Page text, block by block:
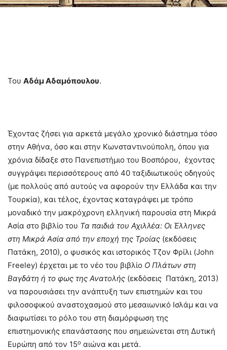
Του Αδάμ Αδαμόπουλου.
Έχοντας ζήσει για αρκετά μεγάλο χρονικό διάστημα τόσο
στην Αθήνα, όσο και στην Κωνσταντινούπολη, όπου για
χρόνια δίδαξε στο Πανεπιστήμιο του Βοσπόρου, έχοντας
συγγράψει περισσότερους από 40 ταξιδιωτικούς οδηγούς
(με πολλούς από αυτούς να αφορούν την Ελλάδα και την
Τουρκία), και τέλος, έχοντας καταγράψει με τρόπο
μοναδικό την μακρόχρονη ελληνική παρουσία στη Μικρά
Ασία στο βιβλίο του Τα παιδιά του Αχιλλέα: Οι Έλληνες
στη Μικρά Ασία από την εποχή της Τροίας (εκδόσεις
Πατάκη, 2010), ο φυσικός και ιστορικός Τζον Φρίλι (John
Freeley) έρχεται με το νέο του βιβλίο Ο Πλάτων στη
Βαγδάτη ή το φως της Ανατολής (εκδόσεις Πατάκη, 2013)
να παρουσιάσει την ανάπτυξη των επιστημών και του
φιλοσοφικού αναστοχασμού στο μεσαιωνικό Ισλάμ και να
διαφωτίσει το ρόλο του στη διαμόρφωση της
επιστημονικής επανάστασης που σημειώνεται στη Δυτική
Ευρώπη από τον 15ο αιώνα και μετά.